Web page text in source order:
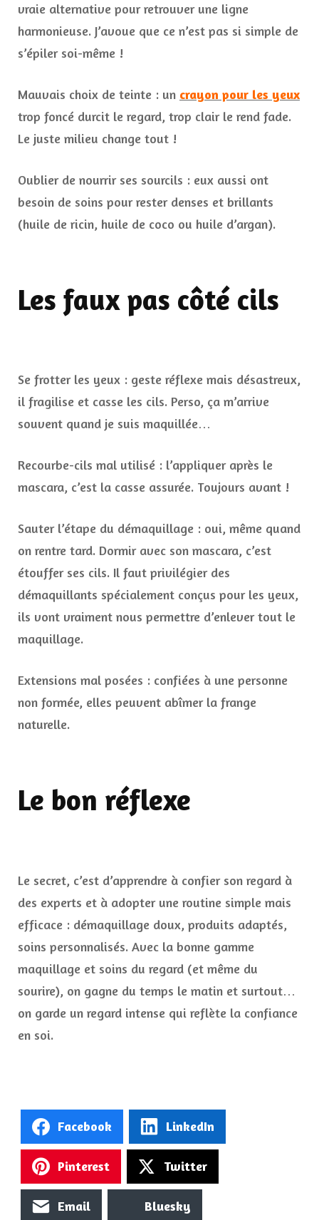
vraie alternative pour retrouver une ligne
harmonieuse. J’avoue que ce n’est pas si simple de
s’épiler soi-même !
Mauvais choix de teinte : un crayon pour les yeux
trop foncé durcit le regard, trop clair le rend fade.
Le juste milieu change tout !
Oublier de nourrir ses sourcils : eux aussi ont
besoin de soins pour rester denses et brillants
(huile de ricin, huile de coco ou huile d’argan).
Les faux pas côté cils
Se frotter les yeux : geste réflexe mais désastreux,
il fragilise et casse les cils. Perso, ça m’arrive
souvent quand je suis maquillée…
Recourbe-cils mal utilisé : l’appliquer après le
mascara, c’est la casse assurée. Toujours avant !
Sauter l’étape du démaquillage : oui, même quand
on rentre tard. Dormir avec son mascara, c’est
étouffer ses cils. Il faut privilégier des
démaquillants spécialement conçus pour les yeux,
ils vont vraiment nous permettre d’enlever tout le
maquillage.
Extensions mal posées : confiées à une personne
non formée, elles peuvent abîmer la frange
naturelle.
Le bon réflexe
Le secret, c’est d’apprendre à confier son regard à
des experts et à adopter une routine simple mais
efficace : démaquillage doux, produits adaptés,
soins personnalisés. Avec la bonne gamme
maquillage et soins du regard (et même du
sourire), on gagne du temps le matin et surtout…
on garde un regard intense qui reflète la confiance
en soi.
Facebook LinkedIn
Pinterest Twitter
Email Bluesky